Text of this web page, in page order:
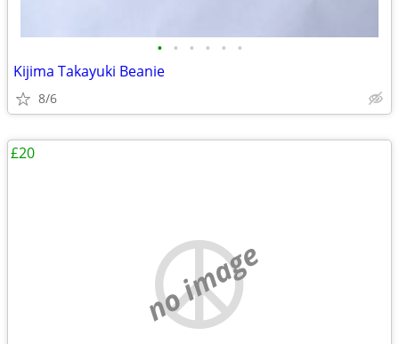
• • • • • •
Kijima Takayuki Beanie
8/6
no image
£20